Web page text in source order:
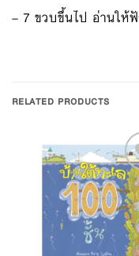
– 7 ขวบขึ้นไป อ่านให้
RELATED PRODUCTS